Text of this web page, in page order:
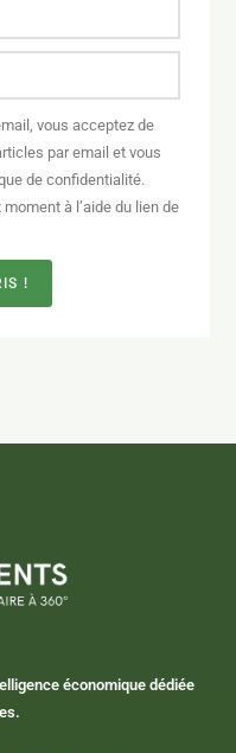
vous acceptez de
par email et vous
de confidentialité.
à l’aide du lien de
!
économique dédiée